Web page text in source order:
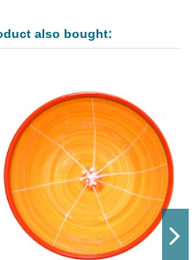
also bought: